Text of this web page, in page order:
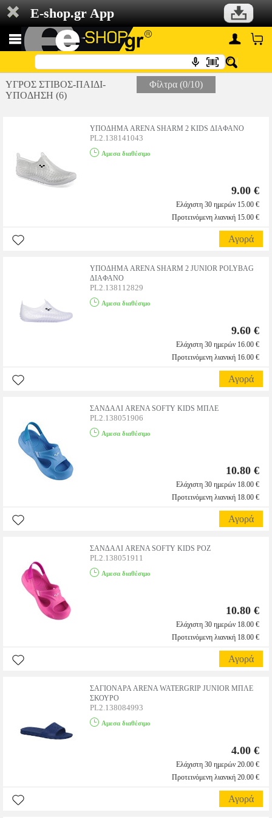
E-shop.gr App
ΥΓΡΟΣ ΣΤΙΒΟΣ-ΠΑΙΔΙ-
ΥΠΟΔΗΣΗ (6)
Φίλτρα (0/10)
ΥΠΟΔΗΜΑ ARENA SHARM 2 KIDS ΔΙΑΦΑΝΟ
PL2.138141043
Αμεσα διαθέσιμο
9.00 €
Ελάχιστη 30 ημερών 15.00 €
Προτεινόμενη λιανική 15.00 €
Αγορά
ΥΠΟΔΗΜΑ ARENA SHARM 2 JUNIOR POLYBAG
ΔΙΑΦΑΝΟ
PL2.138112829
Αμεσα διαθέσιμο
9.60 €
Ελάχιστη 30 ημερών 16.00 €
Προτεινόμενη λιανική 16.00 €
Αγορά
ΣΑΝΔΑΛΙ ARENA SOFTY KIDS ΜΠΛΕ
PL2.138051906
Αμεσα διαθέσιμο
10.80 €
Ελάχιστη 30 ημερών 18.00 €
Προτεινόμενη λιανική 18.00 €
Αγορά
ΣΑΝΔΑΛΙ ARENA SOFTY KIDS ΡΟΖ
PL2.138051911
Αμεσα διαθέσιμο
10.80 €
Ελάχιστη 30 ημερών 18.00 €
Προτεινόμενη λιανική 18.00 €
Αγορά
ΣΑΓΙΟΝΑΡΑ ARENA WATERGRIP JUNIOR ΜΠΛΕ
ΣΚΟΥΡΟ
PL2.138084993
Αμεσα διαθέσιμο
4.00 €
Ελάχιστη 30 ημερών 20.00 €
Προτεινόμενη λιανική 20.00 €
Αγορά